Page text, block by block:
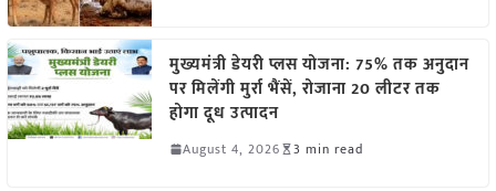
मुख्यमंत्री डेयरी प्लस योजना: 75% तक अनुदान
पर मिलेंगी मुर्रा भैंसें, रोजाना 20 लीटर तक
होगा दूध उत्पादन
August 4, 2026 3 min read